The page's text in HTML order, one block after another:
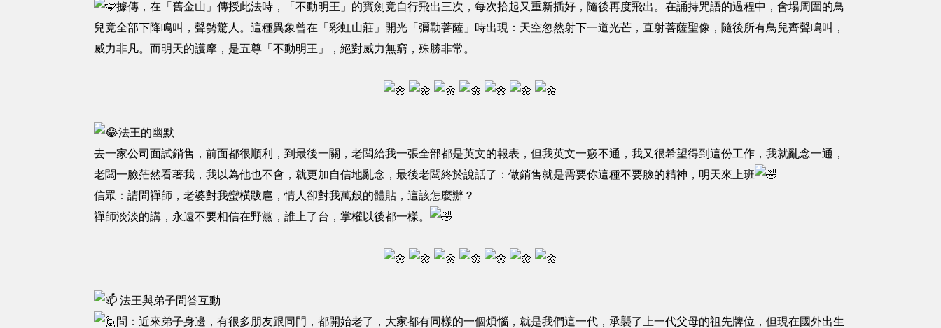
據傳，在「舊金山」傳授此法時，「不動明王」的寶劍竟自行飛出三次，每次拾起又重新插好，隨後再度飛出。在誦持咒語的過程中，會場周圍的鳥
兒竟全部下降鳴叫，聲勢驚人。這種異象曾在「彩虹山莊」開光「彌勒菩薩」時出現：天空忽然射下一道光芒，直射菩薩聖像，隨後所有鳥兒齊聲鳴叫，
威力非凡。而明天的護摩，是五尊「不動明王」，絕對威力無窮，殊勝非常。
法王的幽默
去一家公司面試銷售，前面都很順利，到最後一關，老闆給我一張全部都是英文的報表，但我英文一竅不通，我又很希望得到這份工作，我就亂念一通，
老闆一臉茫然看著我，我以為他也不會，就更加自信地亂念，最後老闆終於說話了：做銷售就是需要你這種不要臉的精神，明天來上班
信眾：請問禪師，老婆對我蠻橫跋扈，情人卻對我萬般的體貼，這該怎麼辦？
禪師淡淡的講，永遠不要相信在野黨，誰上了台，掌權以後都一樣。
法王與弟子問答互動
問：近來弟子身邊，有很多朋友跟同門，都開始老了，大家都有同樣的一個煩惱，就是我們這一代，承襲了上一代父母的祖先牌位，但現在國外出生